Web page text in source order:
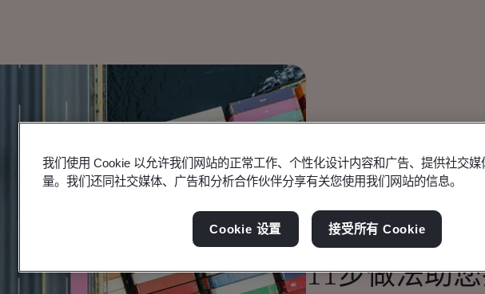
博客
供应链
11步做法助
我们使用 Cookie 以允许我们网站的正常工作、个性化设计内容和广告、提供社交媒
量。我们还同社交媒体、广告和分析合作伙伴分享有关您使用我们网站的信息。
Cookie 设置 接受所有 Cookie